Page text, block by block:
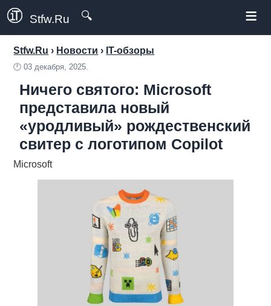
Stfw.Ru 🔍 ≡
Stfw.Ru › Новости › IT-обзоры
🕛03 декабря, 2025.
Ничего святого: Microsoft
представила новый
«уродливый» рождественский
свитер с логотипом Copilot
Microsoft